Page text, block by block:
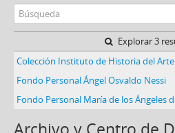
Explorar 3
Colección Instituto de Historia del
Fondo Personal Ángel Osvaldo Nessi
Fondo Personal María de los Ángeles